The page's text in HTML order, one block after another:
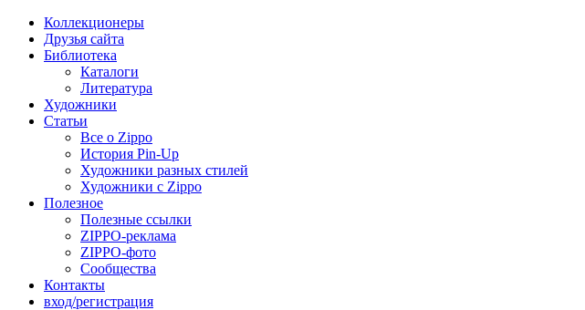
Коллекционеры
Друзья сайта
Библиотека
Каталоги
Литература
Художники
Статьи
Все о Zippo
История Pin-Up
Художники разных стилей
Художники с Zippo
Полезное
Полезные ссылки
ZIPPO-реклама
ZIPPO-фото
Сообщества
Контакты
вход/регистрация